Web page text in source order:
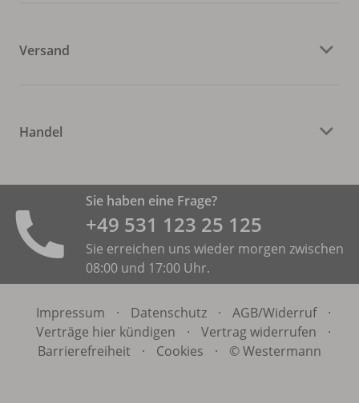
Versand
Handel
Sie haben eine Frage?
+49 531 ­123 25 125
Sie erreichen uns wieder morgen zwischen
08:00 und 17:00 Uhr.
Impressum · Datenschutz · AGB/Widerruf
·
Verträge hier kündigen
· Vertrag widerrufen
·
Barrierefreiheit
· Cookies · © Westermann